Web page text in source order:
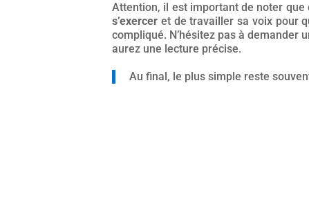
Attention, il est important de noter que
s’exercer et de travailler sa voix pour
compliqué. N’hésitez pas à demander
aurez une lecture précise.
Au final, le plus simple reste